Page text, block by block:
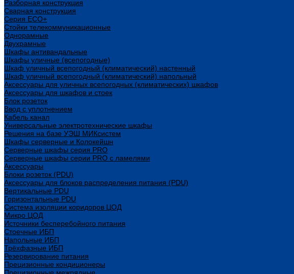
Разборная конструкция
Сварная конструкция
Серия ECO+
Стойки телекоммуникационные
Однорамные
Двухрамные
Шкафы антивандальные
Шкафы уличные (всепогодные)
Шкаф уличный всепогодный (климатический) настенный
Шкаф уличный всепогодный (климатический) напольный
Аксессуары для уличных всепогодных (климатических) шкафов
Аксессуары для шкафов и стоек
Блок розеток
Ввод с уплотнением
Кабель канал
Универсальные электротехнические шкафы
Решения на базе УЭШ МИКсистем
Шкафы серверные и Колокейшн
Серверные шкафы серия PRO
Серверные шкафы серии PRO с ламелями
Аксессуары
Блоки розеток (PDU)
Аксессуары для блоков распределения питания (PDU)
Вертикальные PDU
Горизонтальные PDU
Система изоляции коридоров ЦОД
Микро ЦОД
Источники бесперебойного питания
Стоечные ИБП
Напольные ИБП
Трёхфазные ИБП
Резервирование питания
Прецизионные кондиционеры